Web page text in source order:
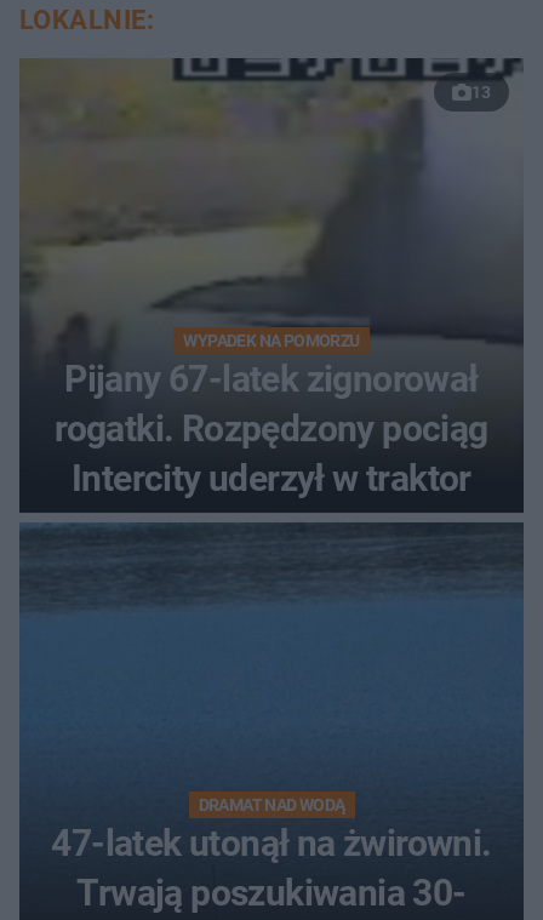
LOKALNIE:
13
WYPADEK NA POMORZU
Pijany 67-latek zignorował
rogatki. Rozpędzony pociąg
Intercity uderzył w traktor
DRAMAT NAD WODĄ
47-latek utonął na żwirowni.
Trwają poszukiwania 30-